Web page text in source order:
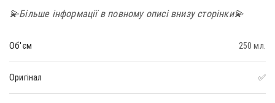
💫Більше інформації в повному описі внизу сторінки💫
Об'єм 250 мл.
Оригінал ✅